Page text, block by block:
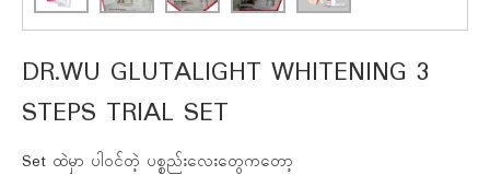
DR.WU GLUTALIGHT WHITENING 3
STEPS TRIAL SET
Set ထဲမှာ ပါဝင်တဲ့ ပစ္စည်းလေးတွေကတော့